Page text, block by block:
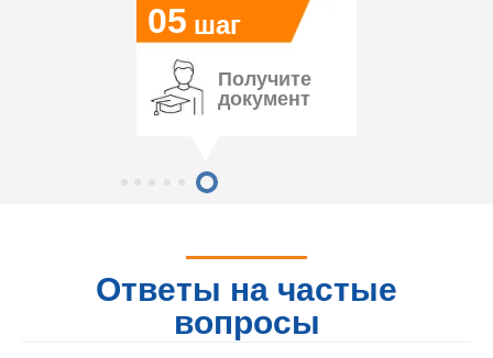
05 шаг
Получите
документ
Ответы на частые
вопросы